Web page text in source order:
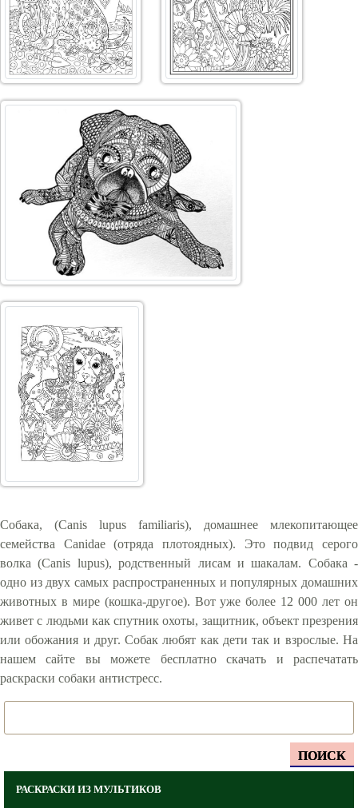
ПОИСК
РАСКРАСКИ ИЗ МУЛЬТИКОВ
Собака, (Canis lupus familiaris), домашнее млекопитающее
семейства Canidae (отряда плотоядных). Это подвид серого
волка (Canis lupus), родственный лисам и шакалам. Собака -
одно из двух самых распространенных и популярных домашних
животных в мире (кошка-другое). Вот уже более 12 000 лет он
живет с людьми как спутник охоты, защитник, объект презрения
или обожания и друг. Собак любят как дети так и взрослые. На
нашем сайте вы можете бесплатно скачать и распечатать
раскраски собаки антистресс.